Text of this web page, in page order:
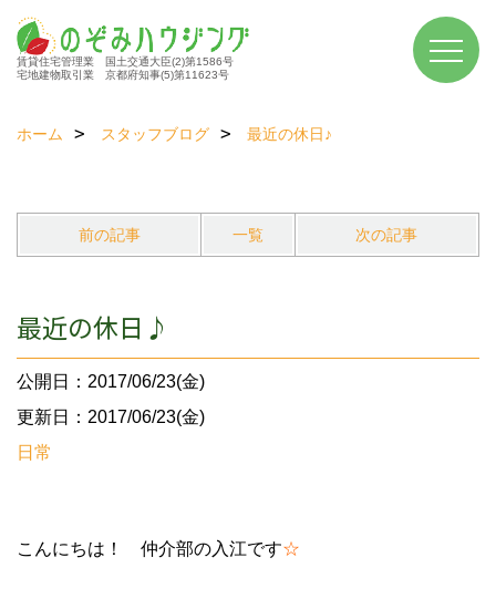
賃貸住宅管理業 国土交通大臣(2)第1586号
宅地建物取引業 京都府知事(5)第11623号
ホーム スタッフブログ 最近の休日♪
前の記事 一覧 次の記事
最近の休日♪
公開日：2017/06/23(金)
更新日：2017/06/23(金)
日常
こんにちは！ 仲介部の入江です☆